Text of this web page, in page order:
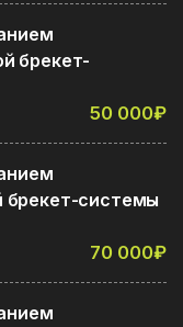
брекет-
50 000₽
брекет-системы
70 000₽